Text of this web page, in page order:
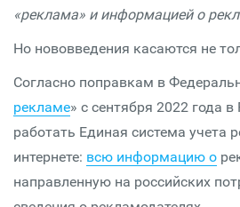
«реклама» и информацией о
Но нововведения касаются не
Согласно поправкам в
рекламе» с сентября 2022 года
работать Единая система учета
интернете: всю информацию о
направленную на российских